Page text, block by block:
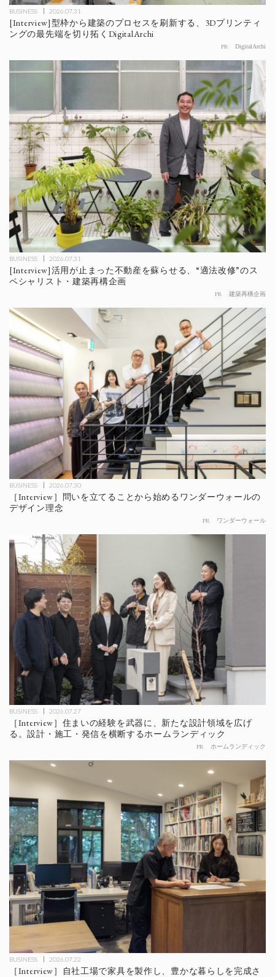
BUSINESS 2026.07.31
[Interview]型枠から建築のプロセスを刷新する、3Dプリンティ
ングの最先端を切り拓くDigitalArchi
PR DigitalArchi
BUSINESS 2026.07.31
[Interview]活用が止まった不動産を蘇らせる、“適法改修”のス
ペシャリスト・建築再構企画
PR 建築再構企画
BUSINESS 2026.07.30
［Interview］問いを立てることから始めるワンダーウォールの
デザイン理念
PR ワンダーウォール
BUSINESS 2026.07.27
［Interview］住まいの経験を武器に、新たな設計領域を広げ
る。設計・施工・発信を横断するホームランディック
PR ホームランディック
BUSINESS 2026.07.22
［Interview］自社工場で家具を製作し、豊かな暮らしを完成さ